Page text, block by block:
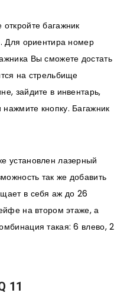
багажник
Для ориентира номер
Вы сможете достать
на стрельбище
зайдите в инвентарь,
кнопку. Багажник
установлен лазерный
так же добавить
в себя аж до 26
на втором этаже, а
такая: 6 влево, 2
11